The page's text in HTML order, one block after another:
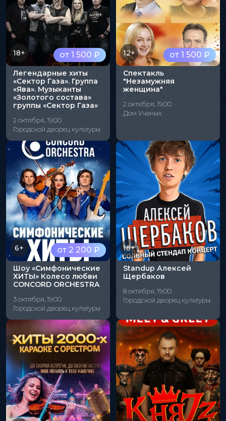
от 1 500 ₽
18+
Легендарные хиты
«Сектор Газа». Группа
«Ява». Музыканты
«Золотого состава»
группы «Сектор Газа»
2 октября, 19:00
Городской дворец культуры
от 1 500 ₽
12+
Спектакль
"Незамужняя
женщина"
2 октября, 19:00
Дом Ученых
от 2 200 ₽
6+
Шоу «Симфонические
ХИТЫ» Колесо любви
CONCORD ORCHESTRA
3 октября, 19:00
Городской дворец культуры
18+
Standup Алексей
Щербаков
8 октября, 19:00
Городской дворец культуры